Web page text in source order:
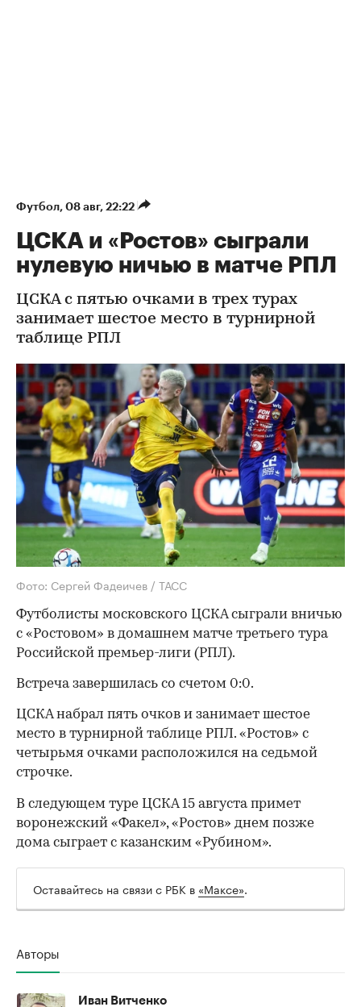
Футбол 08 авг, 22:22
ЦСКА и «Ростов» сыграли
нулевую ничью в матче РПЛ
ЦСКА с пятью очками в трех турах
занимает шестое место в турнирной
таблице РПЛ
Фото: Сергей Фадеичев / ТАСС
Футболисты московского ЦСКА сыграли вничью
с «Ростовом» в домашнем матче третьего тура
Российской премьер-лиги (РПЛ).
Встреча завершилась со счетом 0:0.
ЦСКА набрал пять очков и занимает шестое
место в турнирной таблице РПЛ. «Ростов» с
четырьмя очками расположился на седьмой
строчке.
В следующем туре ЦСКА 15 августа примет
воронежский «Факел», «Ростов» днем позже
дома сыграет с казанским «Рубином».
Оставайтесь на связи с РБК в «Максе».
Авторы
Иван Витченко